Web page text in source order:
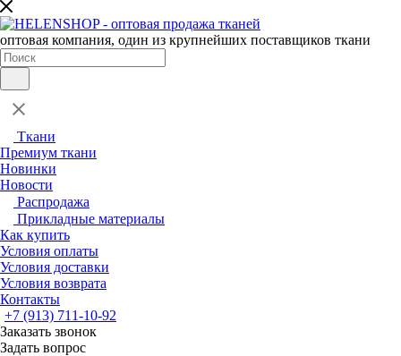
оптовая компания, один из крупнейших поставщиков ткани
Ткани
Премиум ткани
Новинки
Новости
Распродажа
Прикладные материалы
Как купить
Условия оплаты
Условия доставки
Условия возврата
Контакты
+7 (913) 711-10-92
Заказать звонок
Задать вопрос